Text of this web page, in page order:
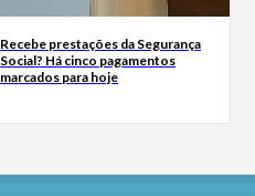
Recebe prestações da Segurança
Social? Há cinco pagamentos
marcados para hoje